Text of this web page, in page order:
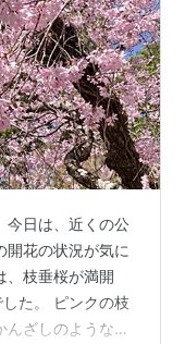
今日は、近くの公
開花の状況が気に
、枝垂桜が満開
た。 ピンクの枝
ざしのような花